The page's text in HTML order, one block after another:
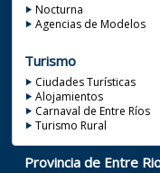
Nocturna
Agencias de Modelos
Turismo
Ciudades Turísticas
Alojamientos
Carnaval de Entre Ríos
Turismo Rural
Provincia de Entre